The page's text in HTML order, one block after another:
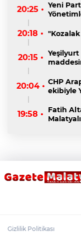
20:25 • Yeni
20:18 •
20:15 •
20:04 • CHP
ekibiyle
19:58 •
Fatih
Gizlilik Politikası